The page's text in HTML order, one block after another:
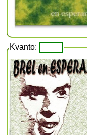
Kvanto: